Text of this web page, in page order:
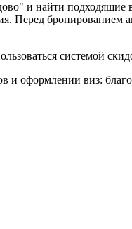
и найти подходящие
Перед бронированием
системой
и оформлении виз: